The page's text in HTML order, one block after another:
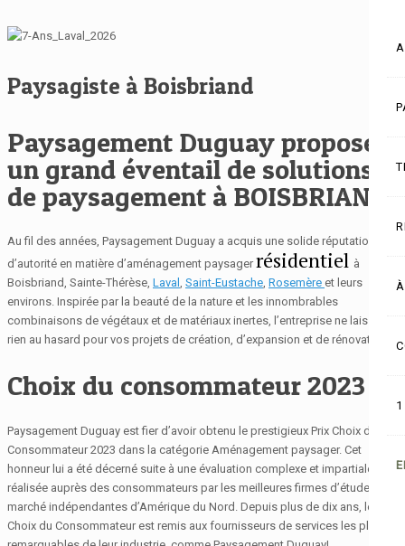
Paysagiste à Boisbriand
Paysagement Duguay propose
un grand éventail de solutions
de paysagement à BOISBRIAND.
Au fil des années, Paysagement Duguay a acquis une solide réputation
d’autorité en matière d’aménagement paysagerrésidentiel à
Boisbriand, Sainte-Thérèse, Laval , Saint-Eustache, Rosemère et leurs
environs. Inspirée par la beauté de la nature et les innombrables
combinaisons de végétaux et de matériaux inertes, l’entreprise ne laisse
rien au hasard pour vos projets de création, d’expansion et de rénovation.
Choix du consommateur 2023
Paysagement Duguay est fier d’avoir obtenu le prestigieux Prix Choix du
Consommateur 2023 dans la catégorie Aménagement paysager. Cet
honneur lui a été décerné suite à une évaluation complexe et impartiale
réalisée auprès des consommateurs par les meilleures firmes d’études de
marché indépendantes d’Amérique du Nord. Depuis plus de dix ans, le Prix
Choix du Consommateur est remis aux fournisseurs de services les plus